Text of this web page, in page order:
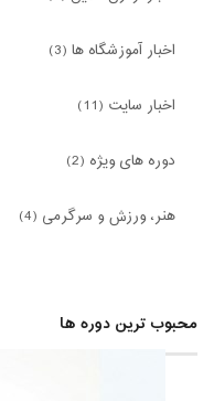
اخبار آموزشگاه ها (3)
اخبار سایت (11)
دوره های ویژه (2)
هنر، ورزش و سرگرمی (4)
محبوب ترین دوره ها